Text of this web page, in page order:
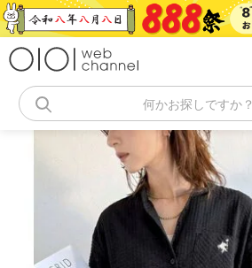
コ
ン
何かお探しですか？